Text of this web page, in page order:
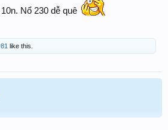
Nổ 230 dễ quê
like this.